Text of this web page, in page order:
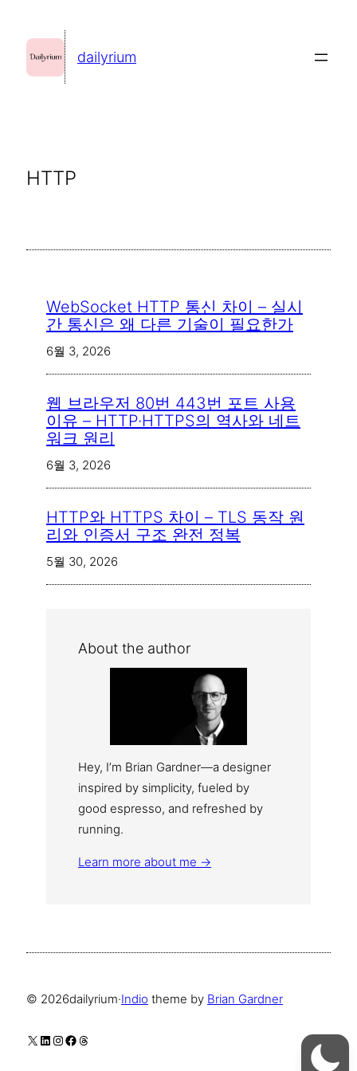
dailyrium
HTTP
WebSocket HTTP 통신 차이 – 실시
간 통신은 왜 다른 기술이 필요한가
6월 3, 2026
웹 브라우저 80번 443번 포트 사용
이유 – HTTP·HTTPS의 역사와 네트
워크 원리
6월 3, 2026
HTTP와 HTTPS 차이 – TLS 동작 원
리와 인증서 구조 완전 정복
5월 30, 2026
About the author
Hey, I’m Brian Gardner—a designer
inspired by simplicity, fueled by
good espresso, and refreshed by
running.
Learn more about me →
© 2026dailyrium·Indio theme by Brian Gardner
X LinkedIn
Instagram
Facebook
Threads